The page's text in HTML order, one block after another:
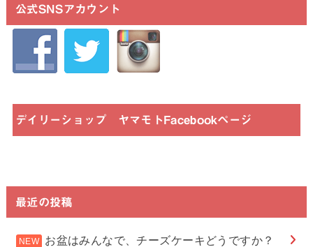
公式SNSアカウント
デイリーショップ ヤマモトFacebookページ
最近の投稿
お盆はみんなで、チーズケーキどうですか？